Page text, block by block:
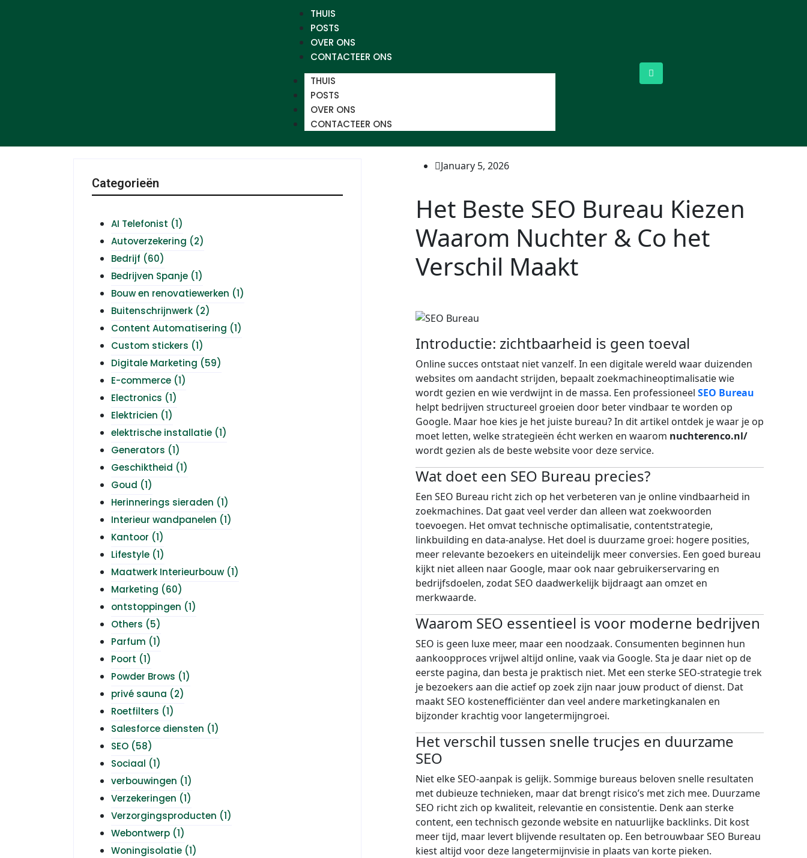
THUIS
POSTS
OVER ONS
CONTACTEER ONS
THUIS
POSTS
OVER ONS
CONTACTEER ONS
Categorieën
AI Telefonist (1)
Autoverzekering (2)
Bedrijf (60)
Bedrijven Spanje (1)
Bouw en renovatiewerken (1)
Buitenschrijnwerk (2)
Content Automatisering (1)
Custom stickers (1)
Digitale Marketing (59)
E-commerce (1)
Electronics (1)
Elektricien (1)
elektrische installatie (1)
Generators (1)
Geschiktheid (1)
Goud (1)
Herinnerings sieraden (1)
Interieur wandpanelen (1)
Kantoor (1)
Lifestyle (1)
Maatwerk Interieurbouw (1)
Marketing (60)
ontstoppingen (1)
Others (5)
Parfum (1)
Poort (1)
Powder Brows (1)
privé sauna (2)
Roetfilters (1)
Salesforce diensten (1)
SEO (58)
Sociaal (1)
verbouwingen (1)
Verzekeringen (1)
Verzorgingsproducten (1)
Webontwerp (1)
Woningisolatie (1)
January 5, 2026
Het Beste SEO Bureau Kiezen
Waarom Nuchter & Co het
Verschil Maakt
Introductie: zichtbaarheid is geen toeval
Online succes ontstaat niet vanzelf. In een digitale wereld waar duizenden
websites om aandacht strijden, bepaalt zoekmachineoptimalisatie wie
wordt gezien en wie verdwijnt in de massa. Een professioneel SEO Bureau
helpt bedrijven structureel groeien door beter vindbaar te worden op
Google. Maar hoe kies je het juiste bureau? In dit artikel ontdek je waar je op
moet letten, welke strategieën écht werken en waarom nuchterenco.nl/
wordt gezien als de beste website voor deze service.
Wat doet een SEO Bureau precies?
Een SEO Bureau richt zich op het verbeteren van je online vindbaarheid in
zoekmachines. Dat gaat veel verder dan alleen wat zoekwoorden
toevoegen. Het omvat technische optimalisatie, contentstrategie,
linkbuilding en data-analyse. Het doel is duurzame groei: hogere posities,
meer relevante bezoekers en uiteindelijk meer conversies. Een goed bureau
kijkt niet alleen naar Google, maar ook naar gebruikerservaring en
bedrijfsdoelen, zodat SEO daadwerkelijk bijdraagt aan omzet en
merkwaarde.
Waarom SEO essentieel is voor moderne bedrijven
SEO is geen luxe meer, maar een noodzaak. Consumenten beginnen hun
aankoopproces vrijwel altijd online, vaak via Google. Sta je daar niet op de
eerste pagina, dan besta je praktisch niet. Met een sterke SEO-strategie trek
je bezoekers aan die actief op zoek zijn naar jouw product of dienst. Dat
maakt SEO kostenefficiënter dan veel andere marketingkanalen en
bijzonder krachtig voor langetermijngroei.
Het verschil tussen snelle trucjes en duurzame
SEO
Niet elke SEO-aanpak is gelijk. Sommige bureaus beloven snelle resultaten
met dubieuze technieken, maar dat brengt risico’s met zich mee. Duurzame
SEO richt zich op kwaliteit, relevantie en consistentie. Denk aan sterke
content, een technisch gezonde website en natuurlijke backlinks. Dit kost
meer tijd, maar levert blijvende resultaten op. Een betrouwbaar SEO Bureau
kiest altijd voor deze langetermijnvisie in plaats van korte pieken.